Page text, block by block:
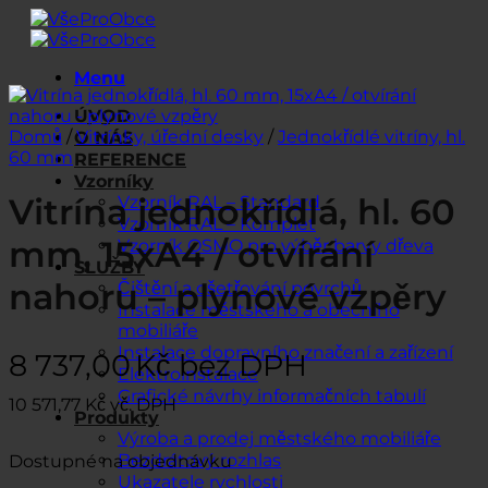
Přeskočit
Menu
ÚVOD
O NÁS
REFERENCE
Vzorníky
Vzorník RAL – Standard
Vzorník RAL – Komplet
Vzorník OSMO pro výběr barvy dřeva
SLUŽBY
Čištění a ošetřování povrchů
Instalace městského a obecního
mobiliáře
Instalace dopravního značení a zařízení
Elektroinstalace
Grafické návrhy informačních tabulí
Produkty
Výroba a prodej městského mobiliáře
Bezdrátový rozhlas
Ukazatele rychlosti
Domů / Vitrínky, úřední desky / Jednokřídlé vitríny, hl.
60 mm
Vitrína jednokřídlá, hl. 60
mm, 15xA4 / otvírání
nahoru – plynové vzpěry
8 737,00Kčbez DPH
10 571,77 Kč vč. DPH
Dostupné na objednávku